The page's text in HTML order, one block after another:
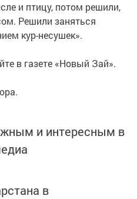
и птицу, потом решили,
Решили заняться
кур-несушек».
в газете «Новый Зай».
и интересным в
в